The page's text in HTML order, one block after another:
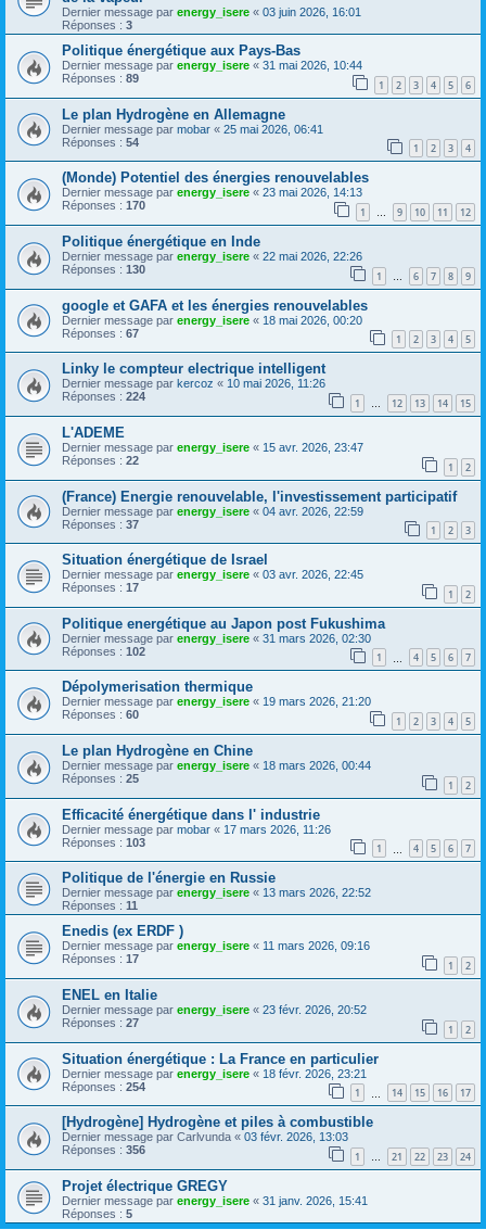
Dernier message par energy_isere « 03 juin 2026, 16:01
Réponses : 3
Politique énergétique aux Pays-Bas
Dernier message par energy_isere « 31 mai 2026, 10:44
Réponses : 89 1 2 3 4 5 6
Le plan Hydrogène en Allemagne
Dernier message par mobar « 25 mai 2026, 06:41
Réponses : 54 1 2 3 4
(Monde) Potentiel des énergies renouvelables
Dernier message par energy_isere « 23 mai 2026, 14:13
Réponses : 170 1 … 9 10 11 12
Politique énergétique en Inde
Dernier message par energy_isere « 22 mai 2026, 22:26
Réponses : 130 1 … 6 7 8 9
google et GAFA et les énergies renouvelables
Dernier message par energy_isere « 18 mai 2026, 00:20
Réponses : 67 1 2 3 4 5
Linky le compteur electrique intelligent
Dernier message par kercoz « 10 mai 2026, 11:26
Réponses : 224 1 … 12 13 14 15
L'ADEME
Dernier message par energy_isere « 15 avr. 2026, 23:47
Réponses : 22 1 2
(France) Energie renouvelable, l'investissement participatif
Dernier message par energy_isere « 04 avr. 2026, 22:59
Réponses : 37 1 2 3
Situation énergétique de Israel
Dernier message par energy_isere « 03 avr. 2026, 22:45
Réponses : 17 1 2
Politique energétique au Japon post Fukushima
Dernier message par energy_isere « 31 mars 2026, 02:30
Réponses : 102 1 4 5 6 7
Dépolymerisation thermique
Dernier message par energy_isere « 19 mars 2026, 21:20
Réponses : 60 1 2 3 4 5
Le plan Hydrogène en Chine
Dernier message par energy_isere « 18 mars 2026, 00:44
Réponses : 25 1 2
Efficacité énergétique dans l' industrie
Dernier message par mobar « 17 mars 2026, 11:26
Réponses : 103 1 4 5 6 7
Politique de l'énergie en Russie
Dernier message par energy_isere « 13 mars 2026, 22:52
Réponses : 11
Enedis (ex ERDF )
Dernier message par energy_isere « 11 mars 2026, 09:16
Réponses : 17 1 2
ENEL en Italie
Dernier message par energy_isere « 23 févr. 2026, 20:52
Réponses : 27 1 2
Situation énergétique : La France en particulier
Dernier message par energy_isere « 18 févr. 2026, 23:21
Réponses : 254 1 14 15 16 17
[Hydrogène] Hydrogène et piles à combustible
Dernier message par Carlvunda « 03 févr. 2026, 13:03
Réponses : 356 1 … 21 22 23 24
Projet électrique GREGY
Dernier message par energy_isere « 31 janv. 2026, 15:41
Réponses : 5